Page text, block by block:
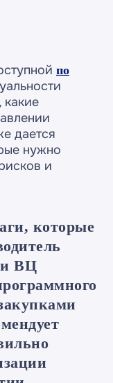
по
какие
дается
нужно
и
которые
ВЦ